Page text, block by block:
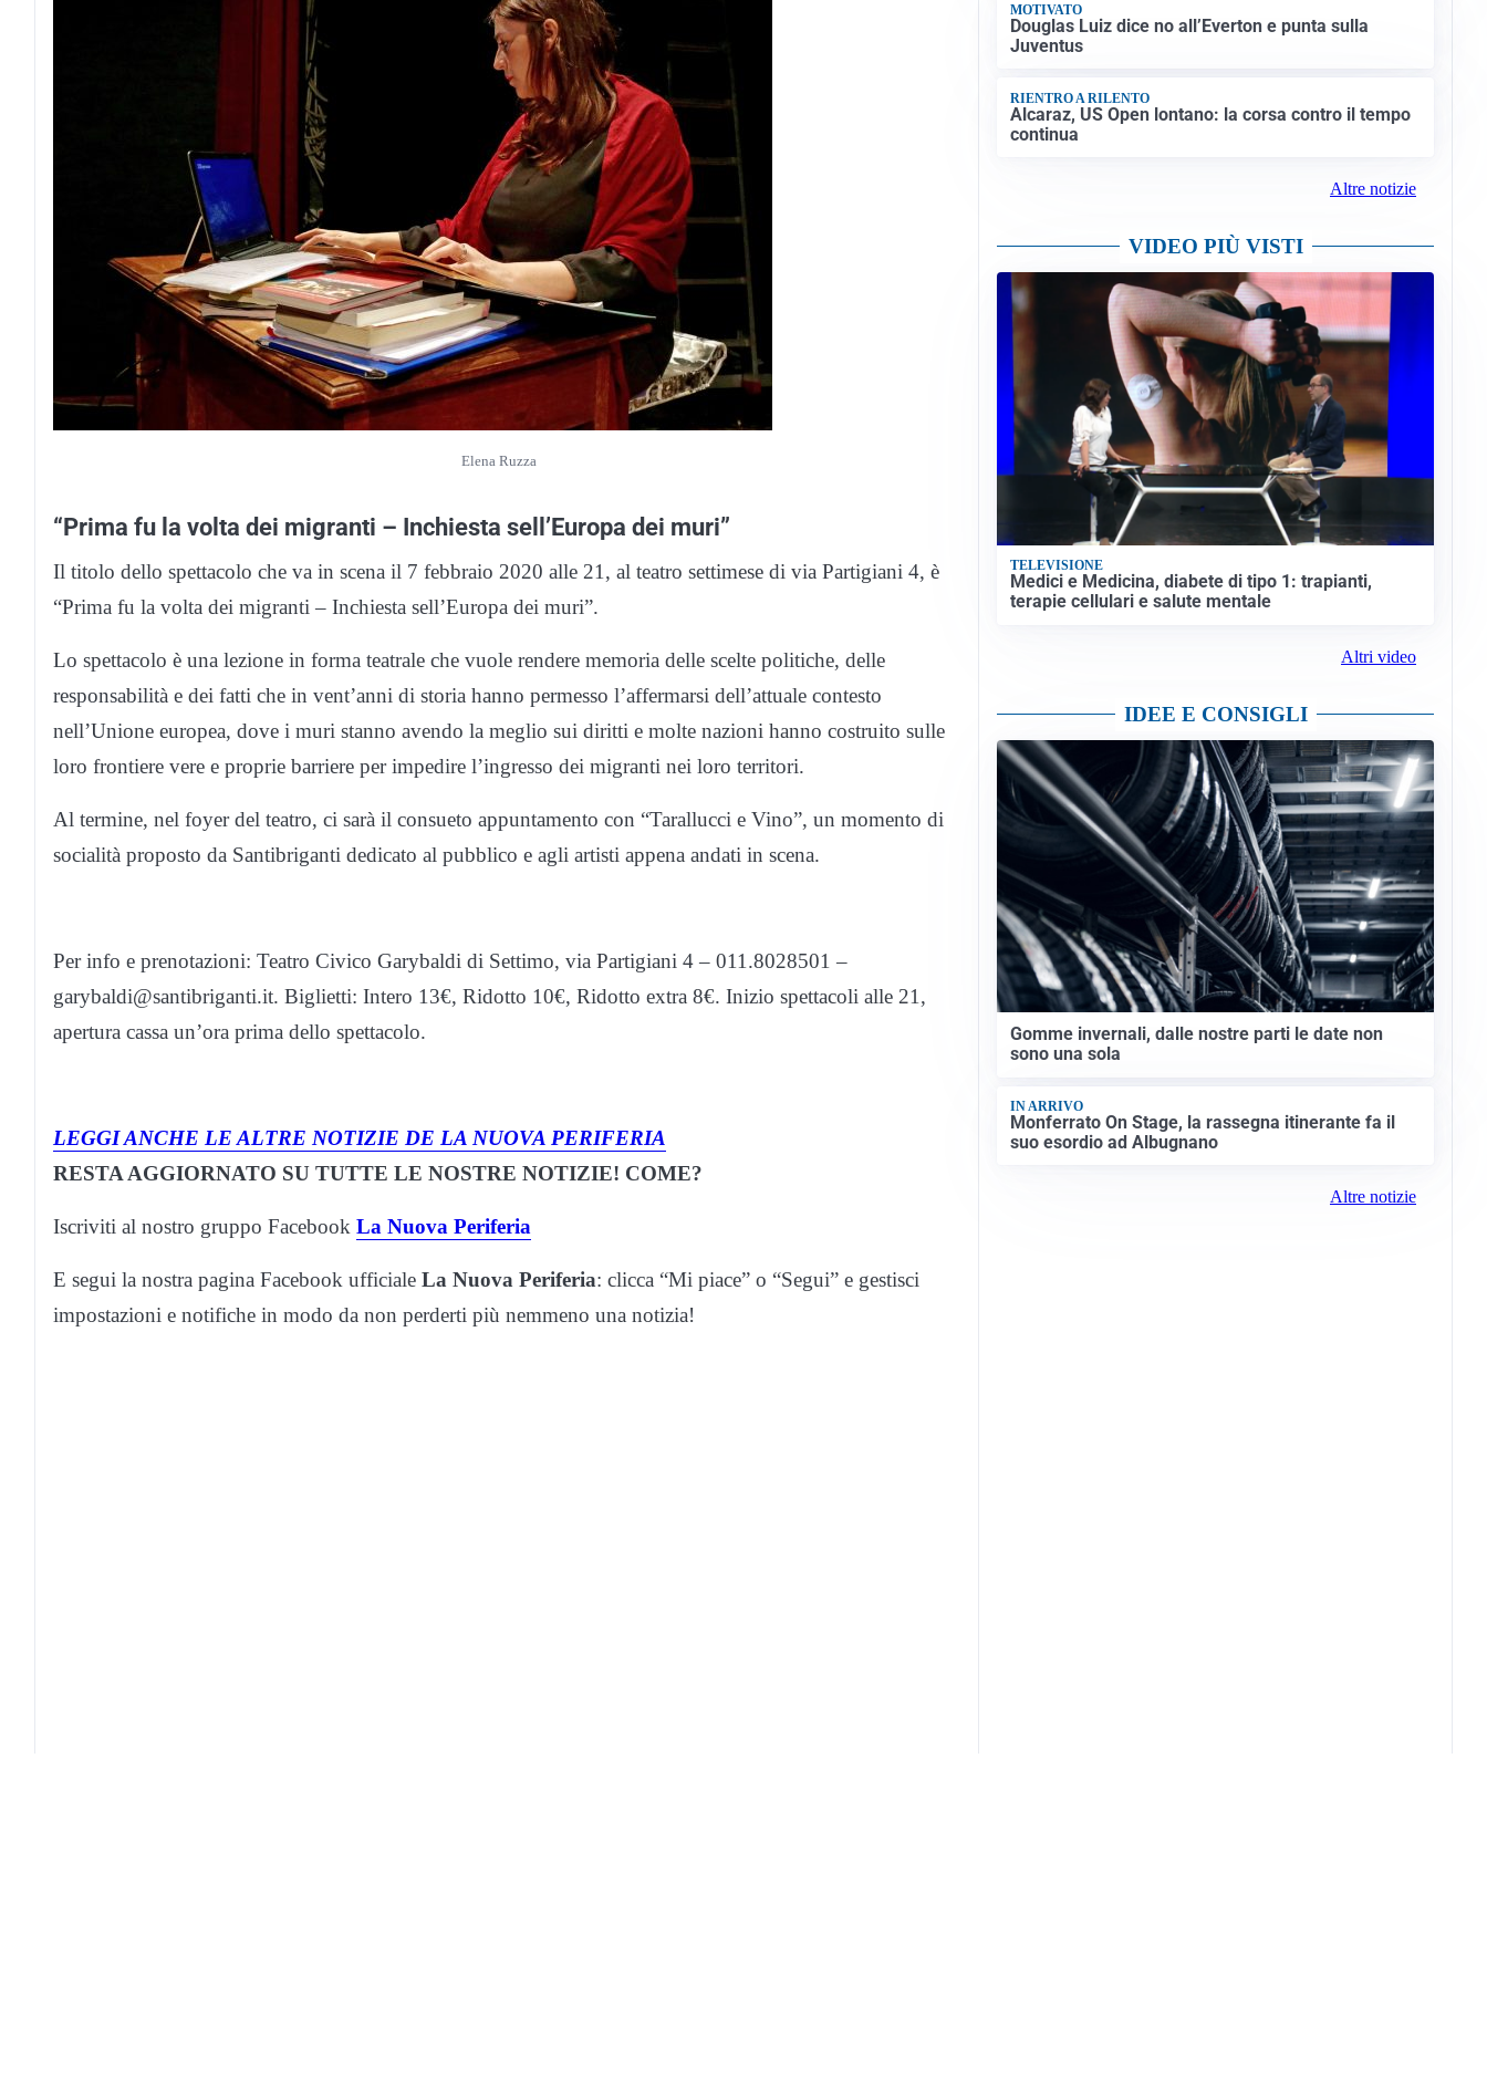
Elena Ruzza
“Prima fu la volta dei migranti – Inchiesta sell’Europa dei muri”
Il titolo dello spettacolo che va in scena il 7 febbraio 2020 alle 21, al teatro settimese di via Partigiani 4, è
“Prima fu la volta dei migranti – Inchiesta sell’Europa dei muri”.
Lo spettacolo è una lezione in forma teatrale che vuole rendere memoria delle scelte politiche, delle
responsabilità e dei fatti che in vent’anni di storia hanno permesso l’affermarsi dell’attuale contesto
nell’Unione europea, dove i muri stanno avendo la meglio sui diritti e molte nazioni hanno costruito sulle
loro frontiere vere e proprie barriere per impedire l’ingresso dei migranti nei loro territori.
Al termine, nel foyer del teatro, ci sarà il consueto appuntamento con “Tarallucci e Vino”, un momento di
socialità proposto da Santibriganti dedicato al pubblico e agli artisti appena andati in scena.
Per info e prenotazioni: Teatro Civico Garybaldi di Settimo, via Partigiani 4 – 011.8028501 –
garybaldi@santibriganti.it. Biglietti: Intero 13€, Ridotto 10€, Ridotto extra 8€. Inizio spettacoli alle 21,
apertura cassa un’ora prima dello spettacolo.
LEGGI ANCHE LE ALTRE NOTIZIE DE LA NUOVA PERIFERIA
RESTA AGGIORNATO SU TUTTE LE NOSTRE NOTIZIE! COME?
Iscriviti al nostro gruppo Facebook La Nuova Periferia
E segui la nostra pagina Facebook ufficiale La Nuova Periferia: clicca “Mi piace” o “Segui” e gestisci
impostazioni e notifiche in modo da non perderti più nemmeno una notizia!
MOTIVATO
Douglas Luiz dice no all’Everton e punta sulla
Juventus
RIENTRO A RILENTO
Alcaraz, US Open lontano: la corsa contro il tempo
continua
Altre notizie
VIDEO PIÙ VISTI
TELEVISIONE
Medici e Medicina, diabete di tipo 1: trapianti,
terapie cellulari e salute mentale
Altri video
IDEE E CONSIGLI
Gomme invernali, dalle nostre parti le date non
sono una sola
IN ARRIVO
Monferrato On Stage, la rassegna itinerante fa il
suo esordio ad Albugnano
Altre notizie